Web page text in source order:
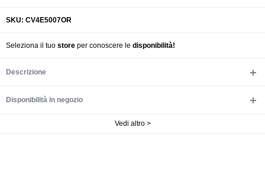
SKU: CV4E5007OR
Seleziona il tuo store per conoscere le disponibilità!
Descrizione
Disponibilità in negozio
Vedi altro >